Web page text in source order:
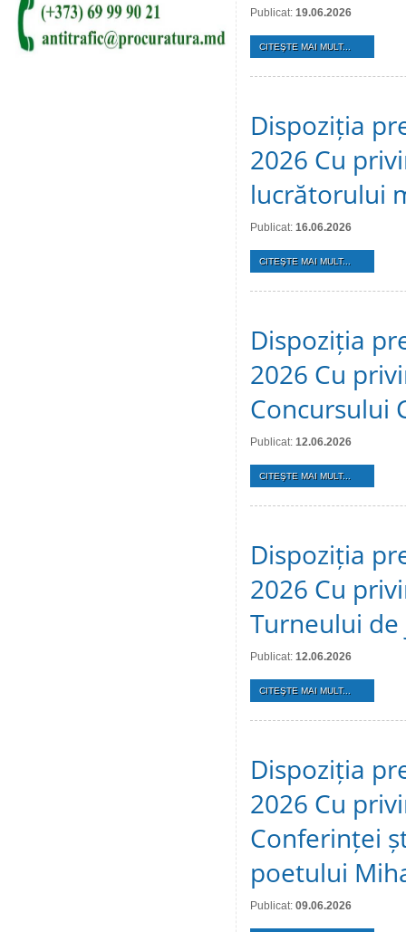
Publicat: 19.06.2026
CITEŞTE MAI MULT...
Dispoziția
2026 Cu
lucrătorului
Publicat: 16.06.2026
CITEŞTE MAI MULT...
Dispoziția
2026 Cu
Concursului
Publicat: 12.06.2026
CITEŞTE MAI MULT...
Dispoziția
2026 Cu
Turneului de
Publicat: 12.06.2026
CITEŞTE MAI MULT...
Dispoziția
2026 Cu
Conferinței
poetului
Publicat: 09.06.2026